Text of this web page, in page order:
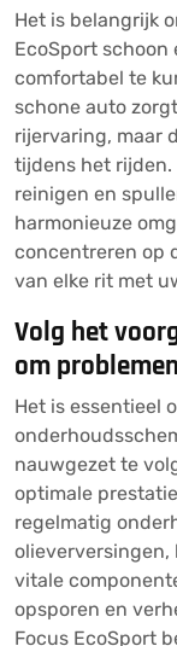
Het is belangrijk
EcoSport schoon
comfortabel te
schone auto
rijervaring, maar
tijdens het
reinigen en
harmonieuze
concentreren op
van elke rit met
Volg het
om
Het is essentieel
nauwgezet te
optimale
regelmatig
olieverversingen,
vitale
opsporen en
Focus EcoSport